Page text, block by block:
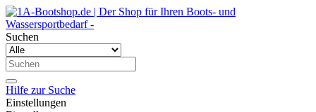
Suchen
Hilfe zur Suche
Einstellungen